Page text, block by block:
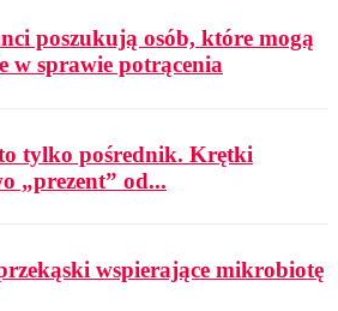
poszukują osób, które mogą
w sprawie potrącenia
tylko pośrednik. Krętki
„prezent” od...
wspierające mikrobiotę